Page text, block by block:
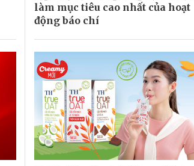
làm mục tiêu cao nhất của hoạt
động báo chí